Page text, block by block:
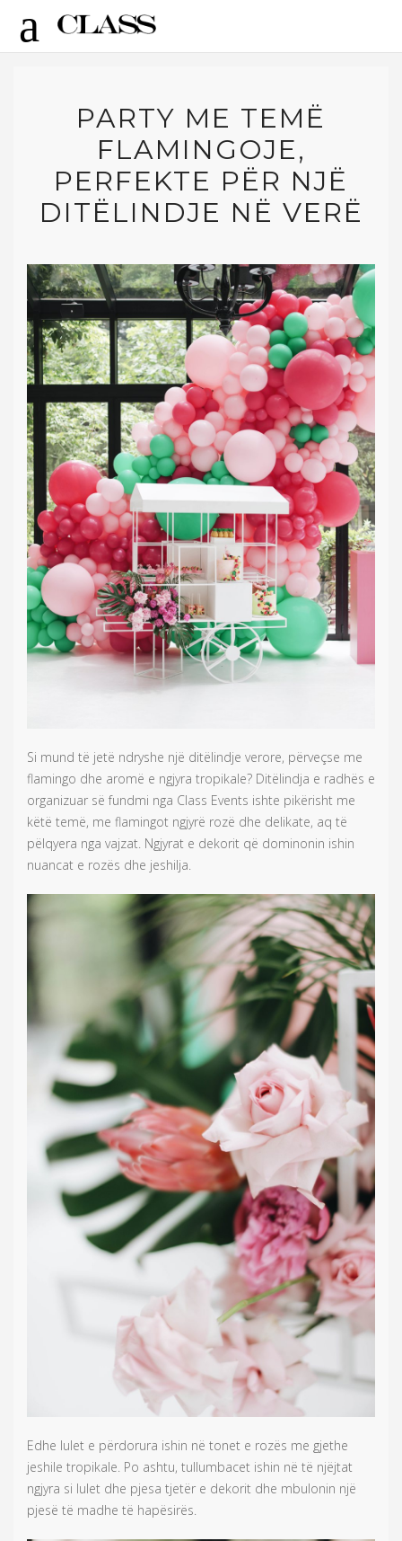
PARTY ME TEMË
FLAMINGOJE,
PERFEKTE PËR NJË
DITËLINDJE NË VERË
Si mund të jetë ndryshe një ditëlindje verore, përveçse me
flamingo dhe aromë e ngjyra tropikale? Ditëlindja e radhës e
organizuar së fundmi nga Class Events ishte pikërisht me
këtë temë, me flamingot ngjyrë rozë dhe delikate, aq të
pëlqyera nga vajzat. Ngjyrat e dekorit që dominonin ishin
nuancat e rozës dhe jeshilja.
Edhe lulet e përdorura ishin në tonet e rozës me gjethe
jeshile tropikale. Po ashtu, tullumbacet ishin në të njëjtat
ngjyra si lulet dhe pjesa tjetër e dekorit dhe mbulonin një
pjesë të madhe të hapësirës.